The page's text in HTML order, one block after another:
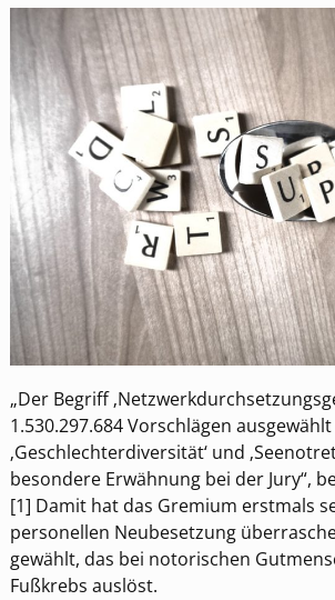
„Der Begriff
1.530.297.684 Vorschlägen
‚Geschlechterdiversität‘ und
besondere Erwähnung bei der Jury“,
[1] Damit hat das Gremium erstmals
personellen Neubesetzung
gewählt, das bei notorischen
Fußkrebs auslöst.